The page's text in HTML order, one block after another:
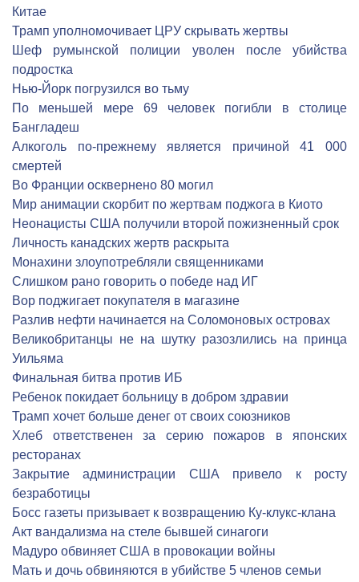
Китае
Трамп уполномочивает ЦРУ скрывать жертвы
Шеф румынской полиции уволен после убийства
подростка
Нью-Йорк погрузился во тьму
По меньшей мере 69 человек погибли в столице
Бангладеш
Алкоголь по-прежнему является причиной 41 000
смертей
Во Франции осквернено 80 могил
Мир анимации скорбит по жертвам поджога в Киото
Неонацисты США получили второй пожизненный срок
Личность канадских жертв раскрыта
Монахини злоупотребляли священниками
Слишком рано говорить о победе над ИГ
Вор поджигает покупателя в магазине
Разлив нефти начинается на Соломоновых островах
Великобританцы не на шутку разозлились на принца
Уильяма
Финальная битва против ИБ
Ребенок покидает больницу в добром здравии
Трамп хочет больше денег от своих союзников
Хлеб ответственен за серию пожаров в японских
ресторанах
Закрытие администрации США привело к росту
безработицы
Босс газеты призывает к возвращению Ку-клукс-клана
Акт вандализма на стеле бывшей синагоги
Мадуро обвиняет США в провокации войны
Мать и дочь обвиняются в убийстве 5 членов семьи